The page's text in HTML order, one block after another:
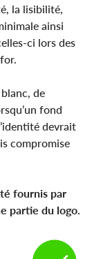
la lisibilité,
ainsi
ci lors des
de
fond
devrait
compromise
fournis par
partie du logo.